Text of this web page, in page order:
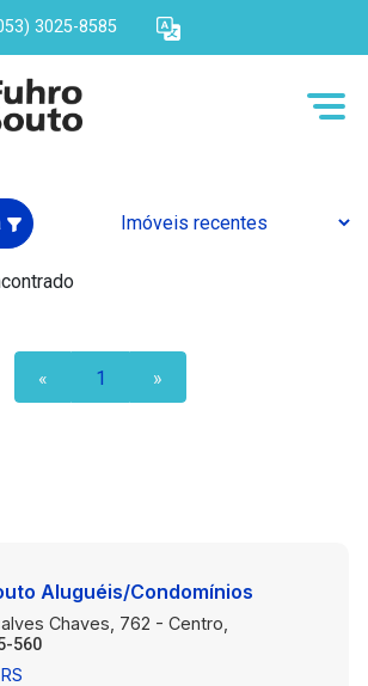
3025-8585
« 1 »
Aluguéis/Condomínios
Chaves, 762 - Centro,
560